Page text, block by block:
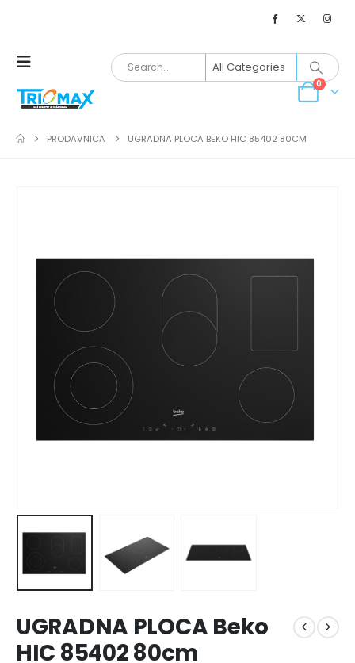
0
PRODAVNICA UGRADNA PLOCA BEKO HIC 85402 80CM
UGRADNA PLOCA Beko
HIC 85402 80cm